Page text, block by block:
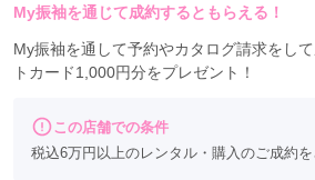
My振袖を通じて成約するともらえる！
My振袖を通して予約やカタログ請求をし
トカード1,000円分をプレゼント！
この店舗での条件
税込6万円以上のレンタル・購入のご成約を